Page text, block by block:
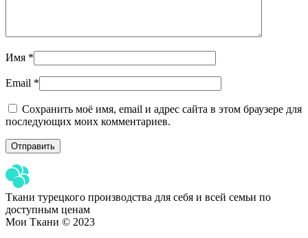
Имя *
Email *
Сохранить моё имя, email и адрес сайта в этом браузере для
последующих моих комментариев.
Ткани турецкого производства для себя и всей семьи по
доступным ценам
Мои Ткани © 2023